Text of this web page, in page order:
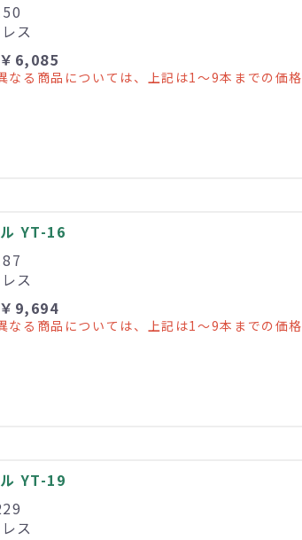
ス
6,085
なる商品については、上記は1～9本までの価格
YT-16
ス
9,694
なる商品については、上記は1～9本までの価格
YT-19
ス